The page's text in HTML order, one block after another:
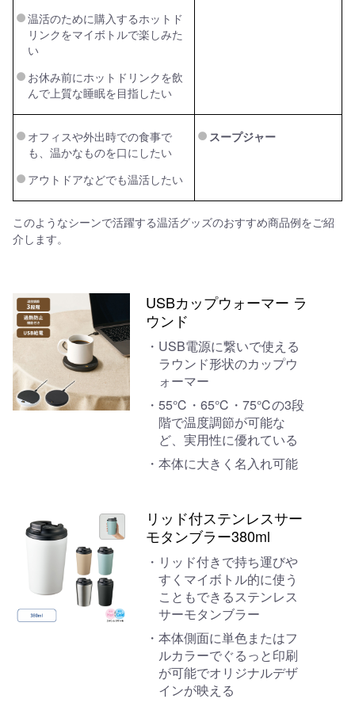
温活のために購入するホットド
リンクをマイボトルで楽しみた
い
お休み前にホットドリンクを飲
んで上質な睡眠を目指したい
オフィスや外出時での食事で
も、温かなものを口にしたい
アウトドアなどでも温活したい
スープジャー
このようなシーンで活躍する温活グッズのおすすめ商品例をご紹
介します。
USBカップウォーマー ラ
ウンド
USB電源に繋いで使える
ラウンド形状のカップウ
ォーマー
55℃・65℃・75℃の3段
階で温度調節が可能な
ど、実用性に優れている
本体に大きく名入れ可能
リッド付ステンレスサー
モタンブラー380ml
リッド付きで持ち運びや
すくマイボトル的に使う
こともできるステンレス
サーモタンブラー
本体側面に単色またはフ
ルカラーでぐるっと印刷
が可能でオリジナルデザ
インが映える